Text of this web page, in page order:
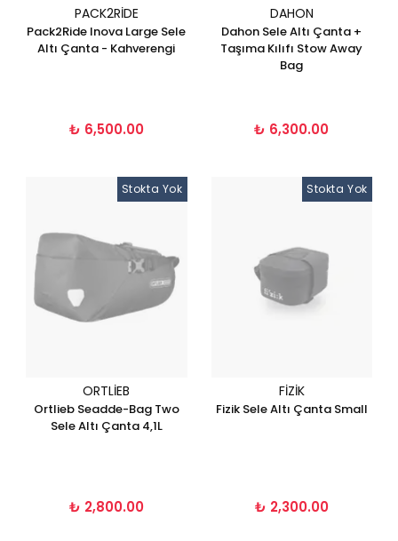
PACK2RIDE
Pack2Ride Inova Large Sele
Altı Çanta - Kahverengi
₺ 6,500.00
DAHON
Dahon Sele Altı Çanta +
Taşıma Kılıfı Stow Away
Bag
₺ 6,300.00
Stokta Yok
ORTLIEB
Ortlieb Seadde-Bag Two
Sele Altı Çanta 4,1L
₺ 2,800.00
Stokta Yok
FIZIK
Fizik Sele Altı Çanta Small
₺ 2,300.00